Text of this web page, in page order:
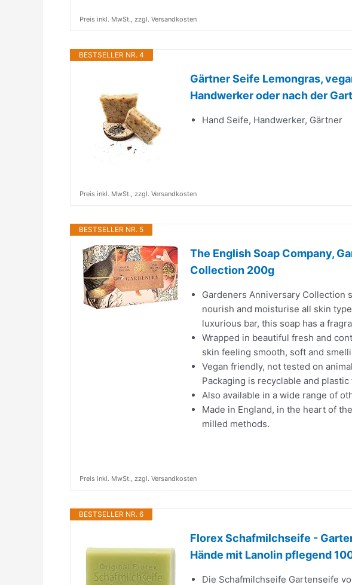
Preis inkl. MwSt., zzgl. Versandkosten
BESTSELLER NR. 4
Gärtner Seife Lemongras,
Handwerker oder nach der
Hand Seife, Handwerker, Gärtner
Preis inkl. MwSt., zzgl. Versandkosten
BESTSELLER NR. 5
The English Soap Company,
Collection 200g
Gardeners Anniversary Collection
nourish and moisturise all skin
luxurious bar, this soap has a
Wrapped in beautiful fresh and
skin feeling smooth, soft and
Vegan friendly, not tested on
Packaging is recyclable and plastic
Also available in a wide range of
Made in England, in the heart of
milled methods.
Preis inkl. MwSt., zzgl. Versandkosten
BESTSELLER NR. 6
Florex Schafmilchseife -
Hände mit Lanolin pflegend
Die Schafmilchseife Gartenseife